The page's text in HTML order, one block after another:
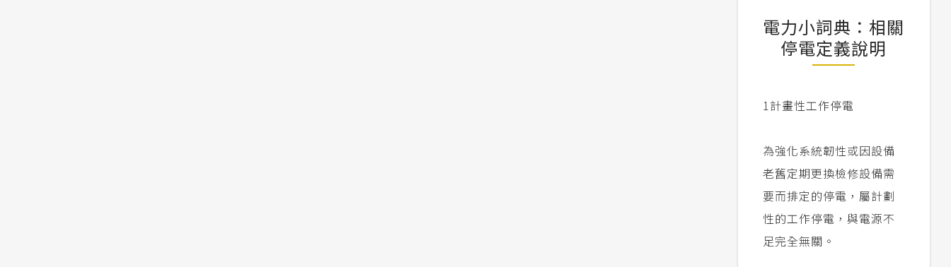
電力小詞典：相關
停電定義說明
1計畫性工作停電
為強化系統韌性或因設備
老舊定期更換檢修設備需
要而排定的停電，屬計劃
性的工作停電，與電源不
足完全無關。